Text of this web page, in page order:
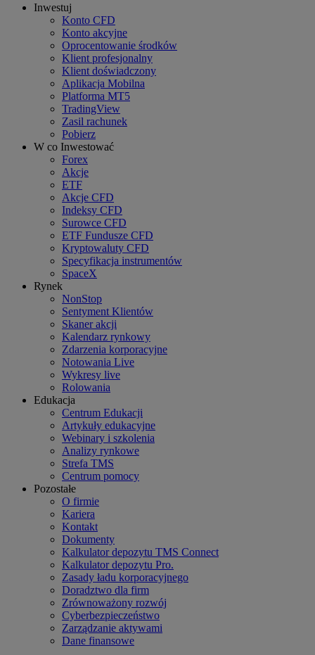
Inwestuj
Konto CFD
Konto akcyjne
Oprocentowanie środków
Klient profesjonalny
Klient doświadczony
Aplikacja Mobilna
Platforma MT5
TradingView
Zasil rachunek
Pobierz
W co Inwestować
Forex
Akcje
ETF
Akcje CFD
Indeksy CFD
Surowce CFD
ETF Fundusze CFD
Kryptowaluty CFD
Specyfikacja instrumentów
SpaceX
Rynek
NonStop
Sentyment Klientów
Skaner akcji
Kalendarz rynkowy
Zdarzenia korporacyjne
Notowania Live
Wykresy live
Rolowania
Edukacja
Centrum Edukacji
Artykuły edukacyjne
Webinary i szkolenia
Analizy rynkowe
Strefa TMS
Centrum pomocy
Pozostałe
O firmie
Kariera
Kontakt
Dokumenty
Kalkulator depozytu TMS Connect
Kalkulator depozytu Pro.
Zasady ładu korporacyjnego
Doradztwo dla firm
Zrównoważony rozwój
Cyberbezpieczeństwo
Zarządzanie aktywami
Dane finansowe